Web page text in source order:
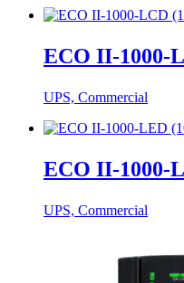
ECO II-1000-
UPS, Commercial
ECO II-1000-
UPS, Commercial